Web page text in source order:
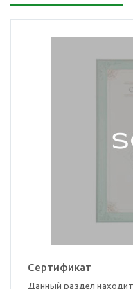
Сертификат
Данный раздел